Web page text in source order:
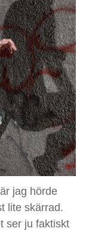
jag hörde
lite skärrad.
ser ju faktiskt